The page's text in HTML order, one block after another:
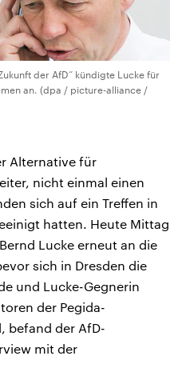
der AfD“ kündigte Lucke für
an. (dpa / picture-alliance /
Alternative für
nicht einmal einen
sich auf ein Treffen in
hatten. Heute Mittag
Lucke erneut an die
sich in Dresden die
und Lucke-Gegnerin
der Pegida-
befand der AfD-
mit der